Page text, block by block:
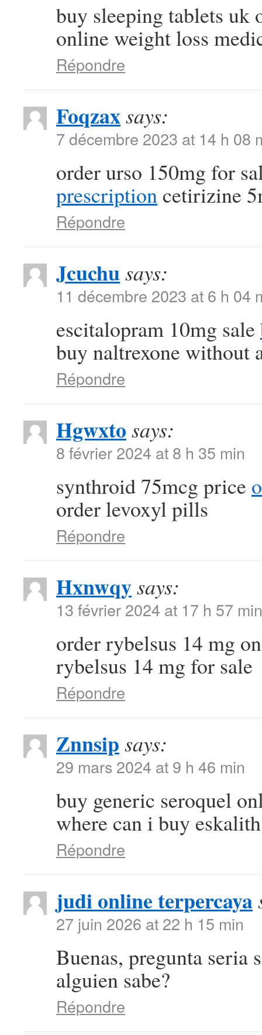
buy sleeping tablets uk
online weight loss
Répondre
Foqzaxsays:
7 décembre 2023 at 14 h 08
order urso 150mg for
prescription cetirizine
Répondre
Jcuchusays:
11 décembre 2023 at 6 h 04
escitalopram 10mg sale
buy naltrexone without
Répondre
Hgwxto says:
8 février 2024 at 8 h 35 min
synthroid 75mcg price
order levoxyl pills
Répondre
Hxnwqysays:
13 février 2024 at 17 h 57 min
order rybelsus 14 mg
rybelsus 14 mg for sale
Répondre
Znnsip says:
29 mars 2024 at 9 h 46 min
buy generic seroquel
where can i buy eskalith
Répondre
judi online terpercaya
27 juin 2026 at 22 h 15 min
Buenas, pregunta seria
alguien sabe?
Répondre